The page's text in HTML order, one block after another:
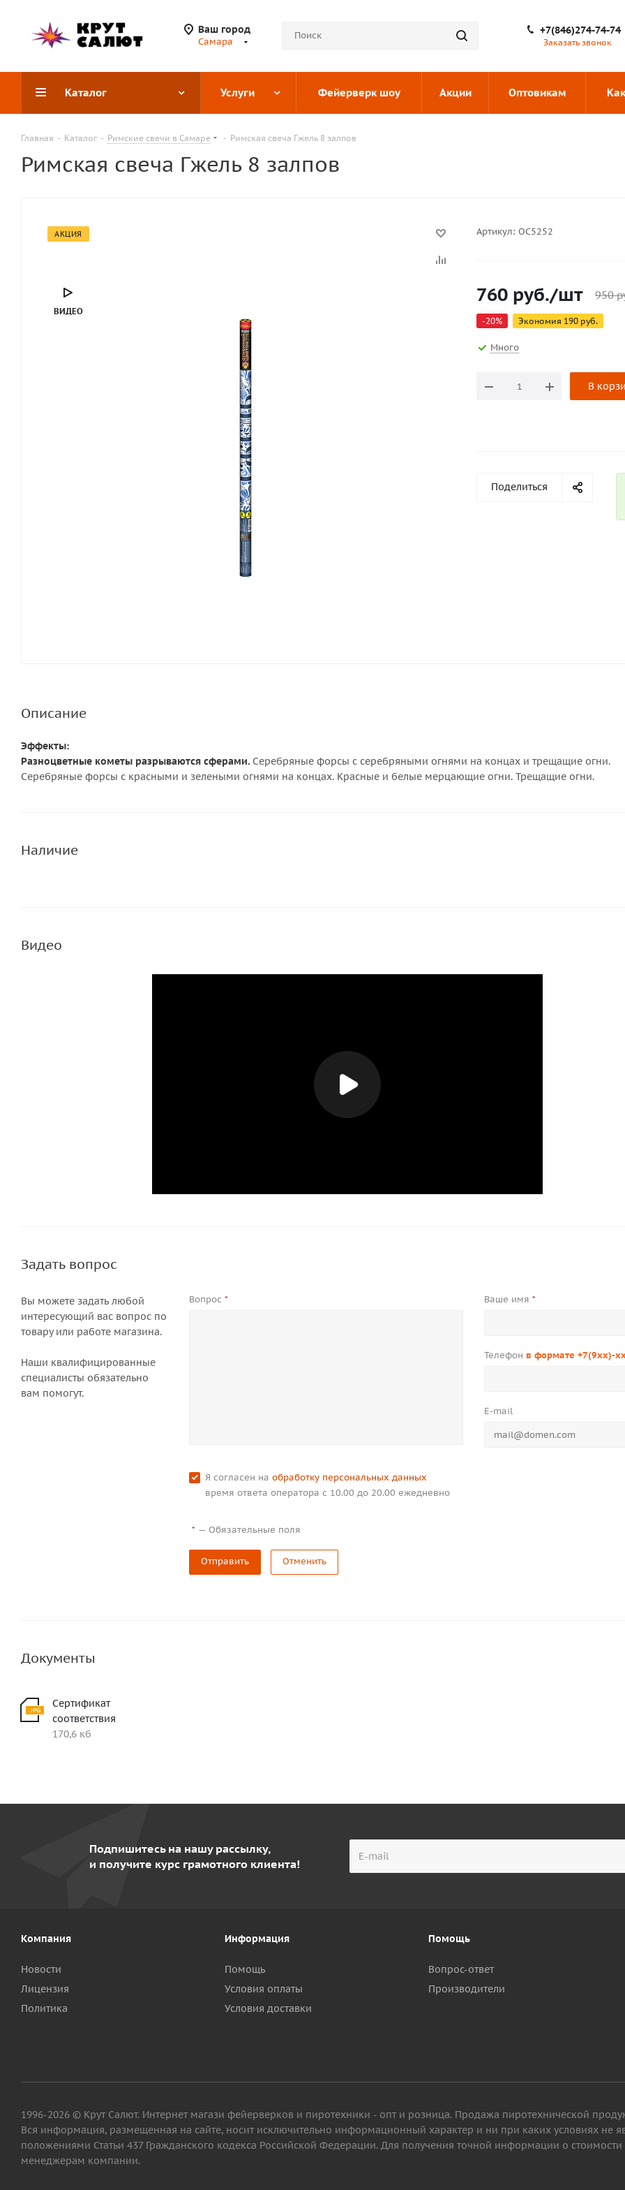
Ваш город
Самара
+7(846)274-74-74
Заказать звонок
Каталог Услуги Фейерверк шоу Акции Оптовикам
Главная - Каталог - Римские свечи в Самаре - Римская свеча Гжель 8 залпов
Римская свеча Гжель 8 залпов
АКЦИЯ
ВИДЕО
Артикул: ОС5252
760 руб./шт 950
-20% Экономия 190 руб.
Много
В
Поделиться
Описание
Эффекты:
Разноцветные кометы разрываются сферами. Серебряные форсы с серебряными огнями на концах и трещащие огни.
Серебряные форсы с красными и зелеными огнями на концах. Красные и белые мерцающие огни. Трещащие огни.
Наличие
Видео
Задать вопрос
Вы можете задать любой
интересующий вас вопрос по
товару или работе магазина.
Наши квалифицированные
специалисты обязательно
вам помогут.
Вопрос* Ваше имя *
Телефон в формате +7(9xx)-
E-mail
Я согласен наобработку персональных данных
время ответа оператора с 10.00 до 20.00 ежедневно
* —Обязательные поля
Отправить Отменить
Документы
Сертификат
соответствия
170,6 кб
Подпишитесь на нашу рассылку,
и получите курс грамотного клиента!
Компания
Новости
Лицензия
Политика
Информация
Помощь
Условия оплаты
Условия доставки
Помощь
Вопрос-ответ
Производители
1996-2026 © Крут Салют. Интернет магази фейерверков и пиротехники - опт и розница. Продажа пиротехнической
Вся информация, размещенная на сайте, носит исключительно информационный характер и ни при каких условиях не
положениями Статьи 437 Гражданского кодекса Российской Федерации. Для получения точной информации о стоимости
менеджерам компании.